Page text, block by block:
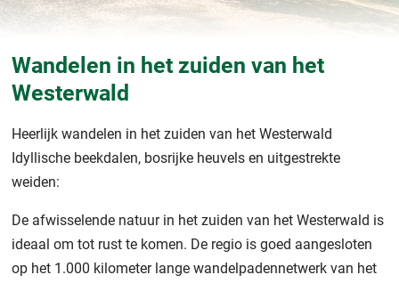
Wandelen in het zuiden van het
Westerwald
Heerlijk wandelen in het zuiden van het Westerwald
Idyllische beekdalen, bosrijke heuvels en uitgestrekte
weiden:
De afwisselende natuur in het zuiden van het Westerwald is
ideaal om tot rust te komen. De regio is goed aangesloten
op het 1.000 kilometer lange wandelpadennetwerk van het